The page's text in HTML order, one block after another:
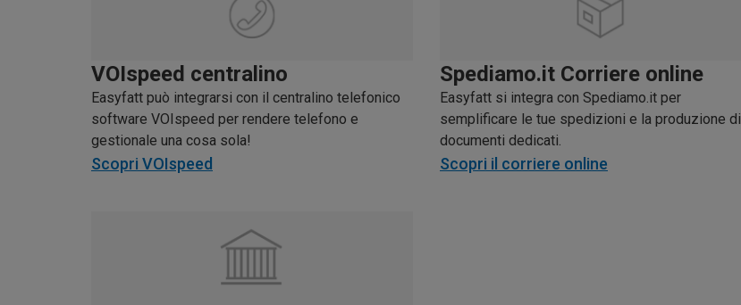
VOIspeed centralino
Easyfatt può integrarsi con il centralino telefonico
software VOIspeed per rendere telefono e
gestionale una cosa sola!
Scopri VOIspeed
Spediamo.it Corriere online
Easyfatt si integra con Spediamo.it per
semplificare le tue spedizioni e la produzione di
documenti dedicati.
Scopri il corriere online